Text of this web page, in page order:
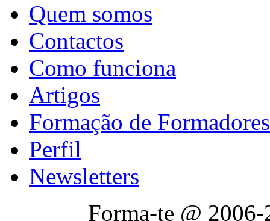
Quem somos
Contactos
Como funciona
Artigos
Formação de Formadores
Perfil
Newsletters
Forma-te @